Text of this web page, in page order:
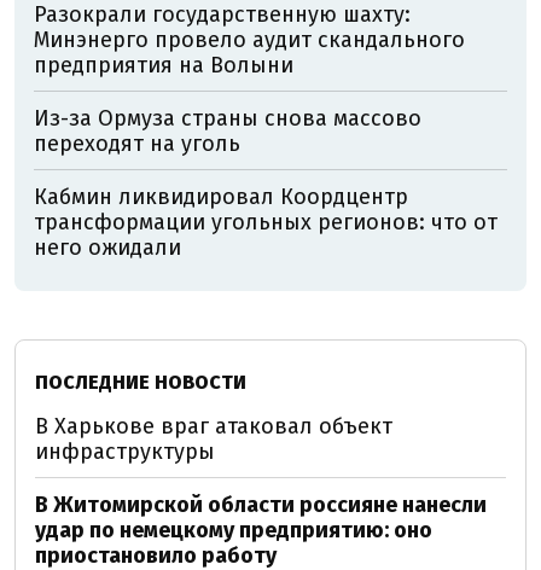
Разокрали государственную шахту:
Минэнерго провело аудит скандального
предприятия на Волыни
Из-за Ормуза страны снова массово
переходят на уголь
Кабмин ликвидировал Коордцентр
трансформации угольных регионов: что от
него ожидали
ПОСЛЕДНИЕ НОВОСТИ
В Харькове враг атаковал объект
инфраструктуры
В Житомирской области россияне нанесли
удар по немецкому предприятию: оно
приостановило работу